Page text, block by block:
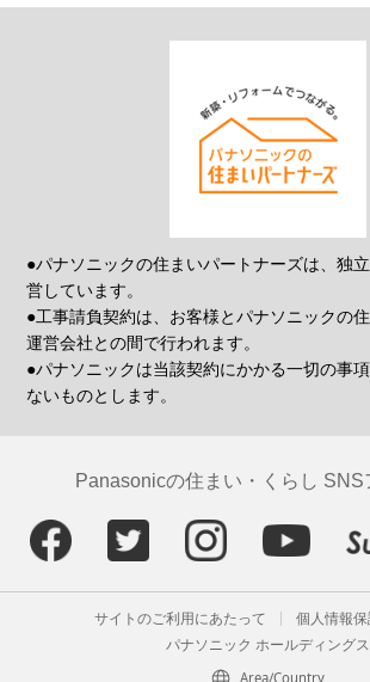
●パナソニックの住まいパートナーズは、独
営しています。
●工事請負契約は、お客様とパナソニックの
運営会社との間で行われます。
●パナソニックは当該契約にかかる一切の事
ないものとします。
Panasonicの住まい・くらし SNS
サイトのご利用にあたって
個人情報
パナソニック ホールディングス